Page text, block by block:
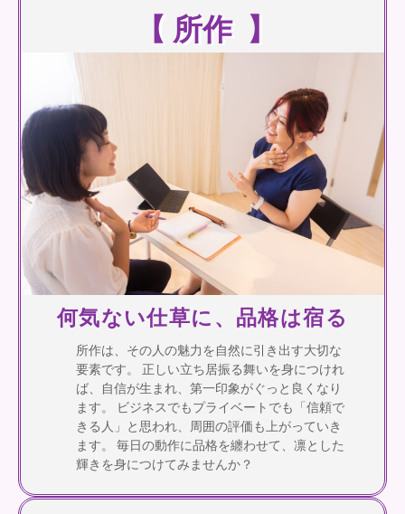
【 所作 】
何気ない仕草に、品格は宿る
所作は、その人の魅力を自然に引き出す大切な
要素です。 正しい立ち居振る舞いを身につけれ
ば、自信が生まれ、第一印象がぐっと良くなり
ます。 ビジネスでもプライベートでも「信頼で
きる人」と思われ、周囲の評価も上がっていき
ます。 毎日の動作に品格を纏わせて、凛とした
輝きを身につけてみませんか？